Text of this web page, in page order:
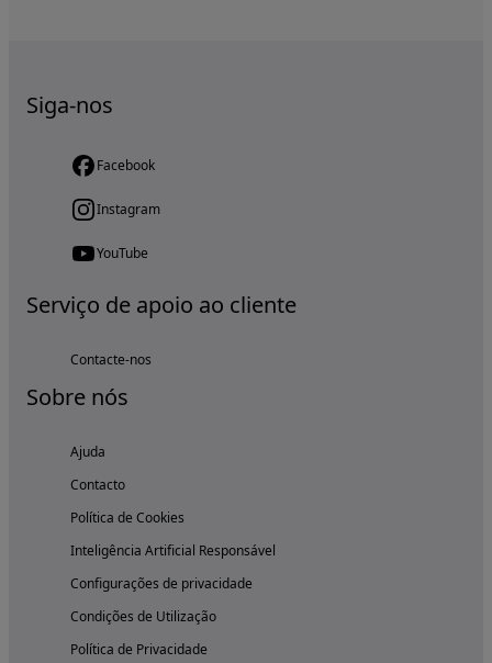
Siga-nos
Facebook
Instagram
YouTube
Serviço de apoio ao cliente
Contacte-nos
Sobre nós
Ajuda
Contacto
Política de Cookies
Inteligência Artificial Responsável
Configurações de privacidade
Condições de Utilização
Política de Privacidade